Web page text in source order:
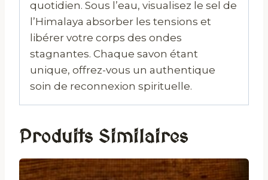
quotidien. Sous l’eau, visualisez le sel de
l’Himalaya absorber les tensions et
libérer votre corps des ondes
stagnantes. Chaque savon étant
unique, offrez-vous un authentique
soin de reconnexion spirituelle.
Produits Similaires